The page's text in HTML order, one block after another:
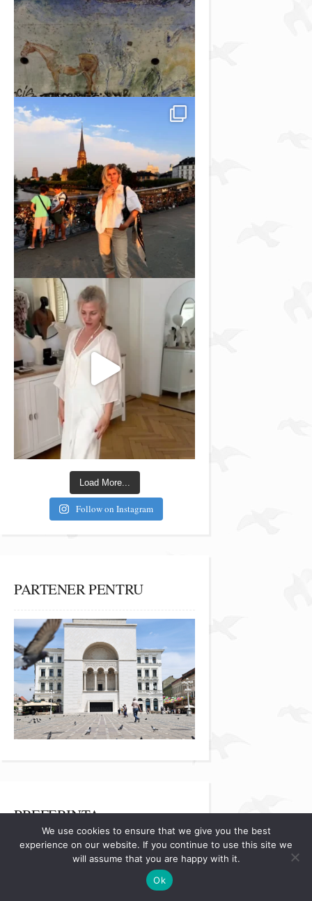
Load More...
Follow on Instagram
PARTENER PENTRU
PREFERINȚA
VESTIMENTARĂ A
BLOGULUI – ATELIER
We use cookies to ensure that we give you the best
experience on our website. If you continue to use this site we
will assume that you are happy with it.
Ok